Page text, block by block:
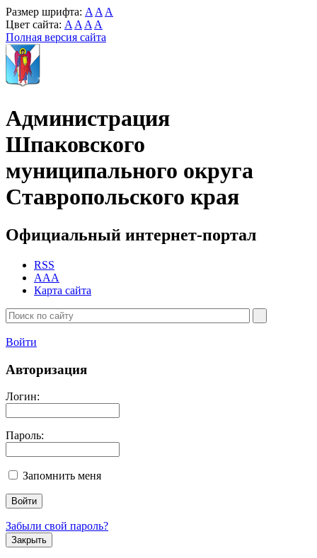
Размер шрифта: A A A
Цвет сайта: A A A A
Полная версия сайта
Администрация
Шпаковского
муниципального округа
Ставропольского края
Официальный интернет-портал
RSS
AAA
Карта сайта
Войти
Авторизация
Логин:
Пароль:
Запомнить меня
Забыли свой пароль?
Закрыть